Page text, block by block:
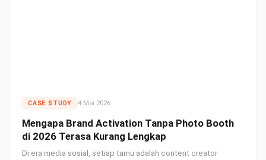
CASE STUDY 4 Mei 2026
Mengapa Brand Activation Tanpa Photo Booth
di 2026 Terasa Kurang Lengkap
Di era media sosial, setiap tamu adalah content creator